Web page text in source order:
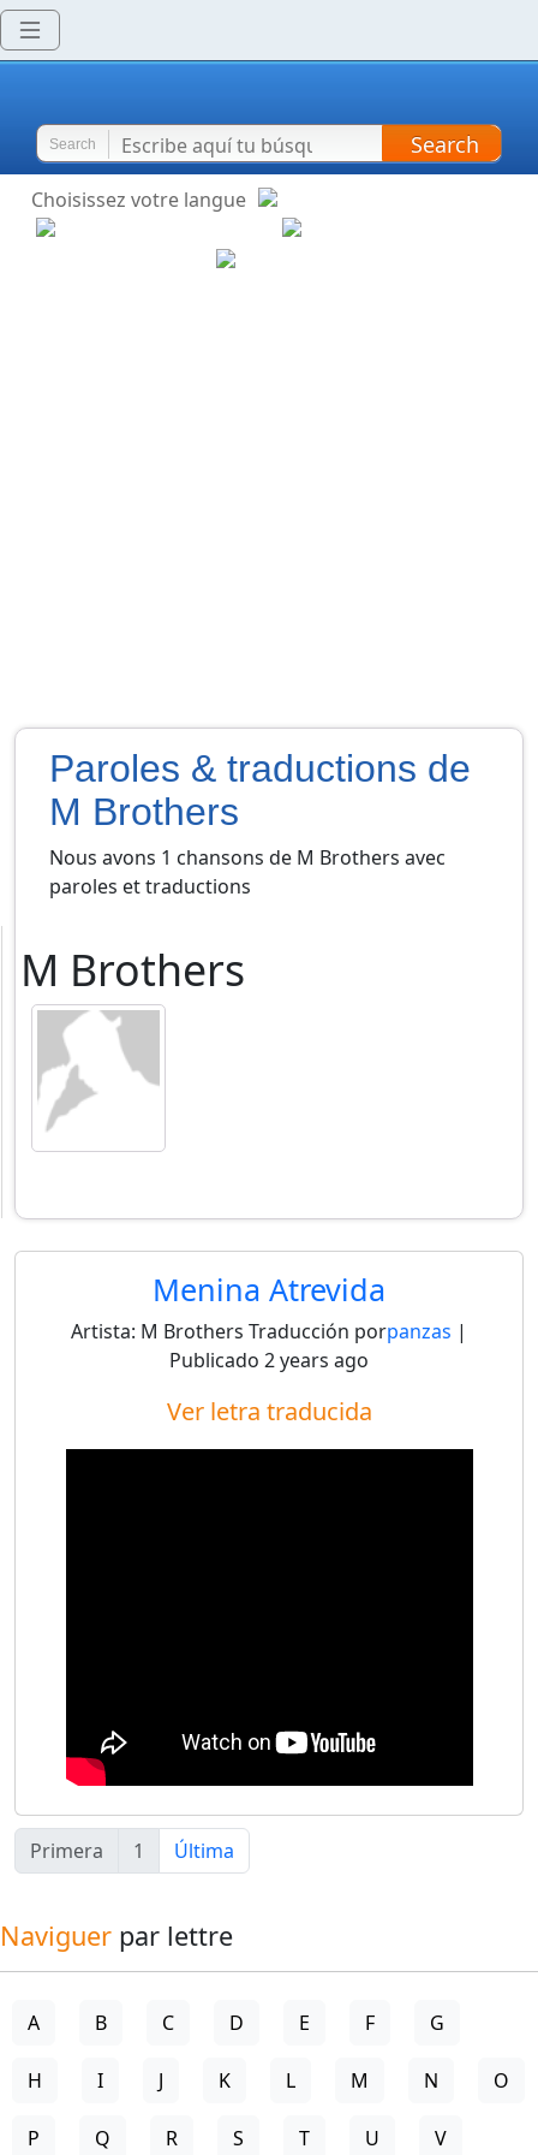
Search Search
Choisissez votre langue
Paroles & traductions de
M Brothers
Nous avons 1 chansons de M Brothers avec
paroles et traductions
M Brothers
Menina Atrevida
Artista: M Brothers Traducción porpanzas |
Publicado 2 years ago
Ver letra traducida
Primera 1 Última
Naviguer par lettre
A B C D E F G
H I J K L M N O
P Q R S T U V